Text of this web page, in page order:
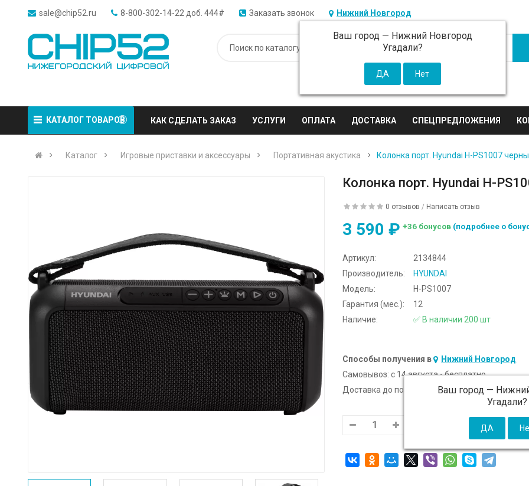
sale@chip52.ru 8-800-302-14-22 доб. 444# Заказать звонок Нижний Новгород
Ваш город — Нижний Новгород
Угадали?
КАТАЛОГ ТОВАРОВ КАК СДЕЛАТЬ ЗАКАЗ УСЛУГИ ОПЛАТА ДОСТАВКА СПЕЦПРЕДЛОЖЕНИЯ
Каталог Игровые приставки и аксессуары Портативная акустика Колонка порт. Hyundai H-PS1007
Колонка порт. Hyundai H-
0 отзывов / Написать отзыв
3 590 ₽ +36 бонусов (подробнее о
Артикул:
2134844
Производитель:
HYUNDAI
Модель:
H-PS1007
Гарантия (мес.):
12
Наличие:
✅ В наличии 200 шт
Способы получения в Нижний Новгород
Ваш город —
Угадали?
Самовывоз: c 14 августа - бесплатно
Доставка до подъезда:
c 14 августа - 300 ₽ (от